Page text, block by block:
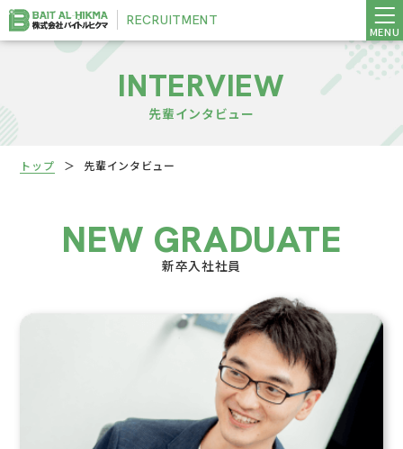
RECRUITMENT
INTERVIEW
先輩インタビュー
トップ ＞ 先輩インタビュー
新卒入社社員